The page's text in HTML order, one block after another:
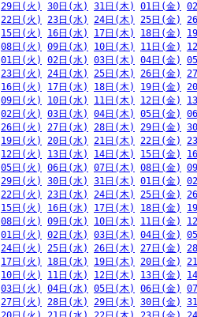
29日(火) 30日(水) 31日(木) 01日(金)
22日(火) 23日(水) 24日(木) 25日(金)
15日(火) 16日(水) 17日(木) 18日(金)
08日(火) 09日(水) 10日(木) 11日(金)
01日(火) 02日(水) 03日(木) 04日(金)
23日(火) 24日(水) 25日(木) 26日(金)
16日(火) 17日(水) 18日(木) 19日(金)
09日(火) 10日(水) 11日(木) 12日(金)
02日(火) 03日(水) 04日(木) 05日(金)
26日(火) 27日(水) 28日(木) 29日(金)
19日(火) 20日(水) 21日(木) 22日(金)
12日(火) 13日(水) 14日(木) 15日(金)
05日(火) 06日(水) 07日(木) 08日(金)
29日(火) 30日(水) 31日(木) 01日(金)
22日(火) 23日(水) 24日(木) 25日(金)
15日(火) 16日(水) 17日(木) 18日(金)
08日(火) 09日(水) 10日(木) 11日(金)
01日(火) 02日(水) 03日(木) 04日(金)
24日(火) 25日(水) 26日(木) 27日(金)
17日(火) 18日(水) 19日(木) 20日(金)
10日(火) 11日(水) 12日(木) 13日(金)
03日(火) 04日(水) 05日(木) 06日(金)
27日(火) 28日(水) 29日(木) 30日(金)